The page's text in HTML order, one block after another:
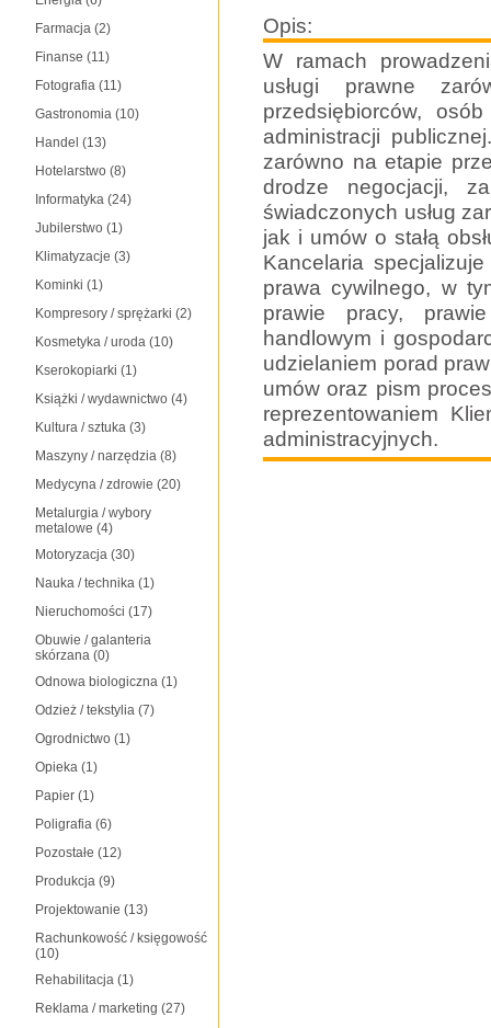
Farmacja (2)
Finanse (11)
Fotografia (11)
Gastronomia (10)
Handel (13)
Hotelarstwo (8)
Informatyka (24)
Jubilerstwo (1)
Klimatyzacje (3)
Kominki (1)
Kompresory / sprężarki (2)
Kosmetyka / uroda (10)
Kserokopiarki (1)
Książki / wydawnictwo (4)
Kultura / sztuka (3)
Maszyny / narzędzia (8)
Medycyna / zdrowie (20)
Metalurgia / wybory
metalowe (4)
Motoryzacja (30)
Nauka / technika (1)
Nieruchomości (17)
Obuwie / galanteria
skórzana (0)
Odnowa biologiczna (1)
Odzież / tekstylia (7)
Ogrodnictwo (1)
Opieka (1)
Papier (1)
Poligrafia (6)
Pozostałe (12)
Produkcja (9)
Projektowanie (13)
Rachunkowość / księgowość
(10)
Rehabilitacja (1)
Reklama / marketing (27)
Opis:
W ramach
usługi prawne
przedsiębiorców,
administracji
zarówno na etapie
drodze negocjacji,
świadczonych usług
jak i umów o stałą
Kancelaria
prawa cywilnego, w
prawie pracy,
handlowym i
udzielaniem porad
umów oraz pism
reprezentowaniem
administracyjnych.